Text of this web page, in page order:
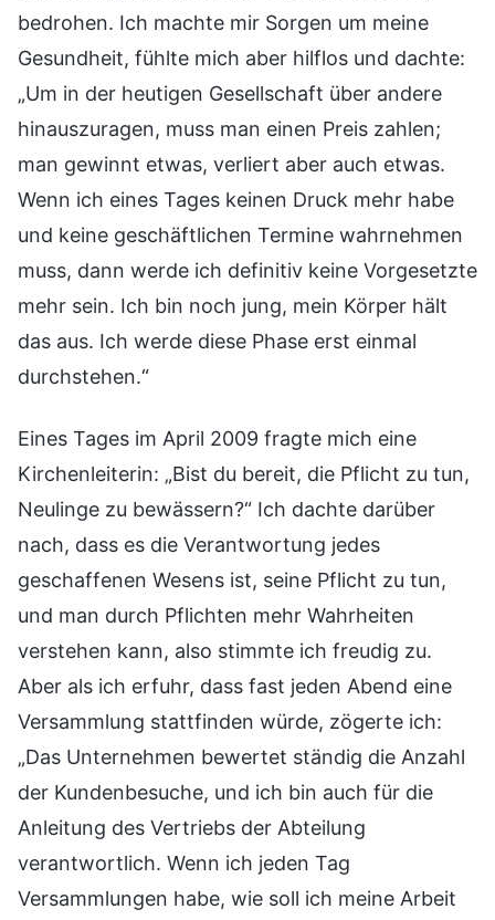
bedrohen. Ich machte mir Sorgen um meine
Gesundheit, fühlte mich aber hilflos und dachte:
„Um in der heutigen Gesellschaft über andere
hinauszuragen, muss man einen Preis zahlen;
man gewinnt etwas, verliert aber auch etwas.
Wenn ich eines Tages keinen Druck mehr habe
und keine geschäftlichen Termine wahrnehmen
muss, dann werde ich definitiv keine Vorgesetzte
mehr sein. Ich bin noch jung, mein Körper hält
das aus. Ich werde diese Phase erst einmal
durchstehen.“
Eines Tages im April 2009 fragte mich eine
Kirchenleiterin: „Bist du bereit, die Pflicht zu tun,
Neulinge zu bewässern?“ Ich dachte darüber
nach, dass es die Verantwortung jedes
geschaffenen Wesens ist, seine Pflicht zu tun,
und man durch Pflichten mehr Wahrheiten
verstehen kann, also stimmte ich freudig zu.
Aber als ich erfuhr, dass fast jeden Abend eine
Versammlung stattfinden würde, zögerte ich:
„Das Unternehmen bewertet ständig die Anzahl
der Kundenbesuche, und ich bin auch für die
Anleitung des Vertriebs der Abteilung
verantwortlich. Wenn ich jeden Tag
Versammlungen habe, wie soll ich meine Arbeit